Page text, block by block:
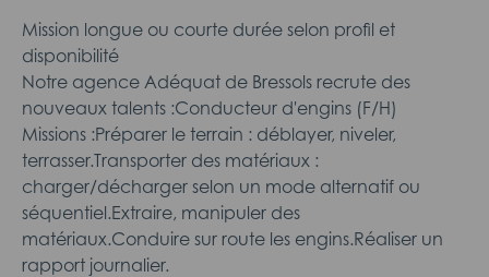
Mission longue ou courte durée selon profil et
disponibilité
Notre agence Adéquat de Bressols recrute des
nouveaux talents :Conducteur d'engins (F/H)
Missions :Préparer le terrain : déblayer, niveler,
terrasser.Transporter des matériaux :
charger/décharger selon un mode alternatif ou
séquentiel.Extraire, manipuler des
matériaux.Conduire sur route les engins.Réaliser un
rapport journalier.